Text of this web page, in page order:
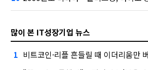
많이 본 IT성장기업 뉴스
1 비트코인·리플 흔들릴 때 이더리움만